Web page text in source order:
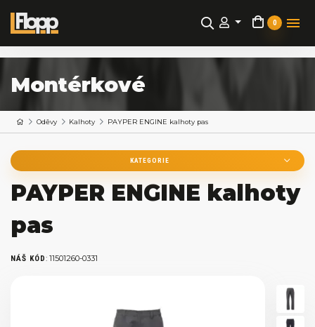
0
Montérkové
Oděvy Kalhoty PAYPER ENGINE kalhoty pas
KATEGORIE
PAYPER ENGINE kalhoty
pas
NÁŠ KÓD: 11501260-0331